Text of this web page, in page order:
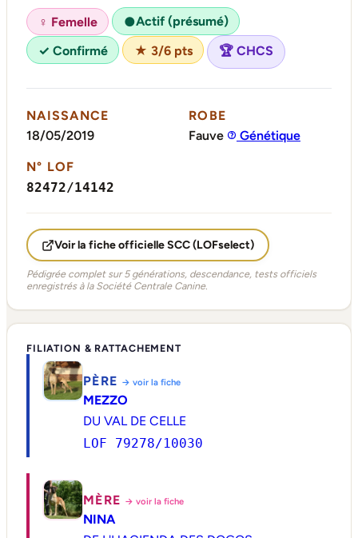
♀ Femelle ●Actif (présumé)
✓ Confirmé
★ 3/6 pts 🏆 CHCS
NAISSANCE
18/05/2019
ROBE
Fauve
Génétique
N° LOF
82472/14142
Voir la fiche officielle SCC (LOFselect)
Pédigrée complet sur 5 générations, descendance, tests officiels
enregistrés à la Société Centrale Canine.
FILIATION & RATTACHEMENT
PÈRE → voir la fiche
MEZZO
DU VAL DE CELLE
LOF 79278/10030
MÈRE → voir la fiche
NINA